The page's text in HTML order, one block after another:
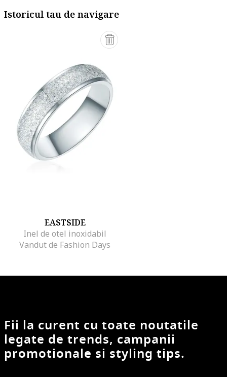
Istoricul tau de navigare
EASTSIDE
Inel de otel inoxidabil
Vandut de Fashion Days
Fii la curent cu toate noutatile
legate de trends, campanii
promotionale si styling tips.